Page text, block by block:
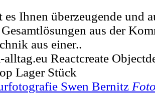
Ihnen überzeugende und
aus der
aus einer..
Reactcreate
Lager Stück
Swen Bernitz